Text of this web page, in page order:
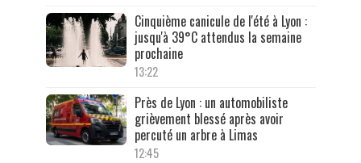
Cinquième canicule de l'été à Lyon :
jusqu'à 39°C attendus la semaine
prochaine
13:22
Près de Lyon : un automobiliste
grièvement blessé après avoir
percuté un arbre à Limas
12:45